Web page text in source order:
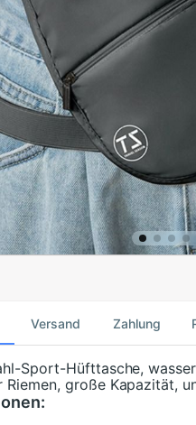
Versand Zahlung
Sport-Hüfttasche,
Riemen, große Kapazität,